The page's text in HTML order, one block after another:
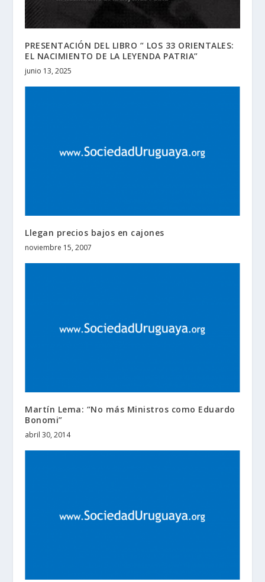
PRESENTACIÓN DEL LIBRO “ LOS 33 ORIENTALES:
EL NACIMIENTO DE LA LEYENDA PATRIA”
junio 13, 2025
Llegan precios bajos en cajones
noviembre 15, 2007
Martín Lema: “No más Ministros como Eduardo
Bonomi”
abril 30, 2014